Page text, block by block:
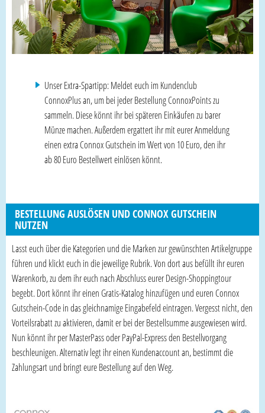
Unser Extra-Spartipp: Meldet euch im Kundenclub
ConnoxPlus an, um bei jeder Bestellung ConnoxPoints zu
sammeln. Diese könnt ihr bei späteren Einkäufen zu barer
Münze machen. Außerdem ergattert ihr mit eurer Anmeldung
einen extra Connox Gutschein im Wert von 10 Euro, den ihr
ab 80 Euro Bestellwert einlösen könnt.
BESTELLUNG AUSLÖSEN UND CONNOX GUTSCHEIN
NUTZEN
Lasst euch über die Kategorien und die Marken zur gewünschten Artikelgruppe
führen und klickt euch in die jeweilige Rubrik. Von dort aus befüllt ihr euren
Warenkorb, zu dem ihr euch nach Abschluss eurer Design-Shoppingtour
begebt. Dort könnt ihr einen Gratis-Katalog hinzufügen und euren Connox
Gutschein-Code in das gleichnamige Eingabefeld eintragen. Vergesst nicht, den
Vorteilsrabatt zu aktivieren, damit er bei der Bestellsumme ausgewiesen wird.
Nun könnt ihr per MasterPass oder PayPal-Express den Bestellvorgang
beschleunigen. Alternativ legt ihr einen Kundenaccount an, bestimmt die
Zahlungsart und bringt eure Bestellung auf den Weg.